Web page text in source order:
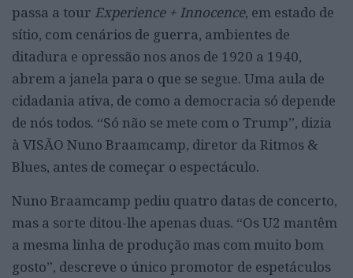
passa a tour Experience + Innocence, em estado de
sítio, com cenários de guerra, ambientes de
ditadura e opressão nos anos de 1920 a 1940,
abrem a janela para o que se segue. Uma aula de
cidadania ativa, de como a democracia só depende
de nós todos. “Só não se mete com o Trump”, dizia
à VISÃO Nuno Braamcamp, diretor da Ritmos &
Blues, antes de começar o espectáculo.
Nuno Braamcamp pediu quatro datas de concerto,
mas a sorte ditou-lhe apenas duas. “Os U2 mantêm
a mesma linha de produção mas com muito bom
gosto”, descreve o único promotor de espetáculos